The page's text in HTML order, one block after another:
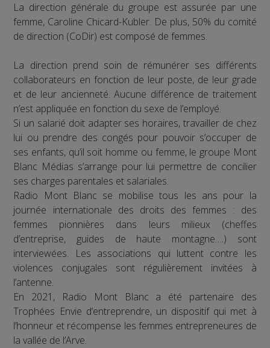
La direction générale du groupe est assurée par une
femme, Caroline Chicard-Kubler. De plus, 50% du comité
de direction (CoDir) est composé de femmes.
La direction prend soin de rémunérer ses différents
collaborateurs en fonction de leur poste, de leur grade
et de leur ancienneté. Aucune différence de traitement
n’est appliquée en fonction du sexe de l’employé.
Si un salarié doit adapter ses horaires, travailler de chez
lui ou prendre des congés pour pouvoir s’occuper de
ses enfants, qu’il soit homme ou femme, le groupe Mont
Blanc Médias s’arrange pour lui permettre de concilier
ses charges parentales et salariales.
Radio Mont Blanc se mobilise tous les ans pour la
journée internationale des droits des femmes : des
femmes pionnières dans leurs milieux (cheffes
d’entreprise, guides de haute montagne….) sont
interviewées. Les associations qui luttent contre les
violences conjugales sont régulièrement invitées à
l’antenne.
En 2021, Radio Mont Blanc a été partenaire des
Trophées Envie d’entreprendre, un dispositif qui met à
l’honneur et récompense les femmes entrepreneures de
la vallée de l’Arve.